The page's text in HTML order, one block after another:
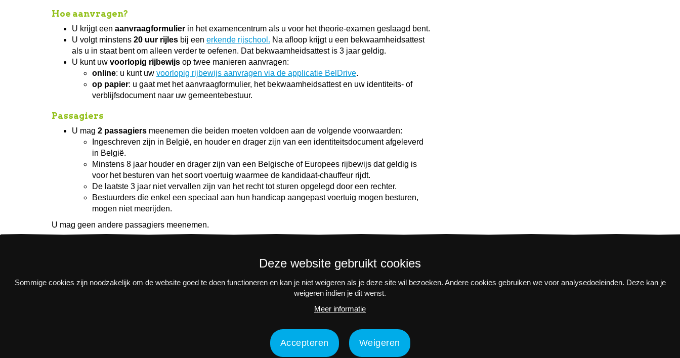
Hoe aanvragen?
U krijgt een aanvraagformulier in het examencentrum als u voor het theorie-examen geslaagd bent.
U volgt minstens 20 uur rijles bij een erkende rijschool. Na afloop krijgt u een bekwaamheidsattest
als u in staat bent om alleen verder te oefenen. Dat bekwaamheidsattest is 3 jaar geldig.
U kunt uw voorlopig rijbewijs op twee manieren aanvragen:
online: u kunt uw voorlopig rijbewijs aanvragen via de applicatie BelDrive.
op papier: u gaat met het aanvraagformulier, het bekwaamheidsattest en uw identiteits- of
verblijfsdocument naar uw gemeentebestuur.
Passagiers
U mag 2 passagiers meenemen die beiden moeten voldoen aan de volgende voorwaarden:
Ingeschreven zijn in België, en houder en drager zijn van een identiteitsdocument afgeleverd
in België.
Minstens 8 jaar houder en drager zijn van een Belgische of Europees rijbewijs dat geldig is
voor het besturen van het soort voertuig waarmee de kandidaat-chauffeur rijdt.
De laatste 3 jaar niet vervallen zijn van het recht tot sturen opgelegd door een rechter.
Bestuurders die enkel een speciaal aan hun handicap aangepast voertuig mogen besturen,
mogen niet meerijden.
U mag geen andere passagiers meenemen.
Nieuwsbrief
Via e-mail op de hoogte blijven van alle nieuws en activiteiten? Schrijf je in voor onze interessante nieuwsbrieven!
Deze website gebruikt cookies
Sommige cookies zijn noodzakelijk om de website goed te doen functioneren en kan je niet weigeren als je deze site wil bezoeken. Andere cookies gebruiken we voor analysedoeleinden. Deze kan je
weigeren indien je dit wenst.
Meer informatie
Accepteren Weigeren